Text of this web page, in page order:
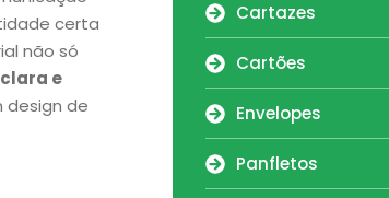
certa
não só
e
design de
Cartazes
Cartões
Envelopes
Panfletos